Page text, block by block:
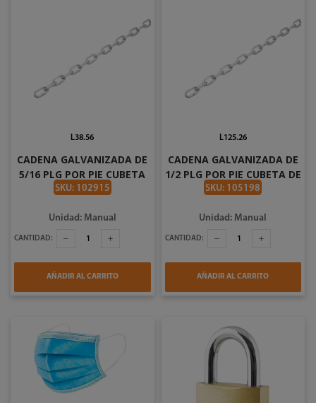
CADENA GALVANIZADA DE
5/16 PLG POR PIE CUBETA
DE 127.92 FT DEACERO
SKU: 102915
L38.56
Unidad: Manual
CANTIDAD:
AÑADIR AL CARRITO
CADENA GALVANIZADA DE
1/2 PLG POR PIE CUBETA DE
45.59 FT DEACERO
SKU: 105198
L125.26
Unidad: Manual
CANTIDAD:
AÑADIR AL CARRITO